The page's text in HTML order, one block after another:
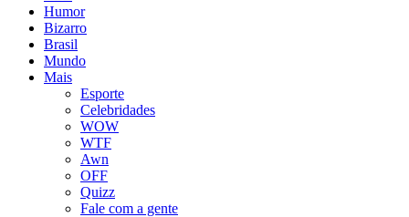
Humor
Bizarro
Brasil
Mundo
Mais
Esporte
Celebridades
WOW
WTF
Awn
OFF
Quizz
Fale com a gente